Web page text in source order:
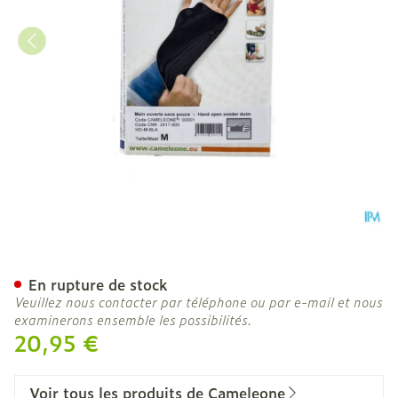
20,95 €
En rupture de stock
Veuillez nous contacter par téléphone ou par e-mail et nous
examinerons ensemble les possibilités.
Voir tous les produits de Cameleone